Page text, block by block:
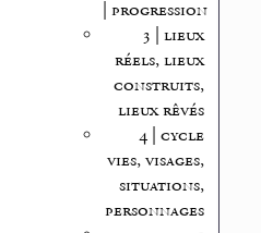
| progression
3 | lieux
réels, lieux
construits,
lieux rêvés
4 | cycle
vies, visages,
situations,
personnages